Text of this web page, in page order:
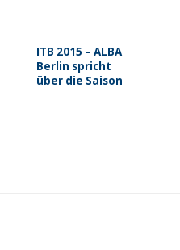
ITB 2015 – ALBA
Berlin spricht
über die Saison